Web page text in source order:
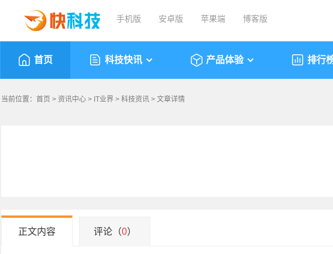
手机版 安卓版 苹果端 博客版
首页 科技快讯 产品体验 排行
当前位置： 首页 > 资讯中心 > IT业界 > 科技资讯 > 文章详情
正文内容 评论（0）